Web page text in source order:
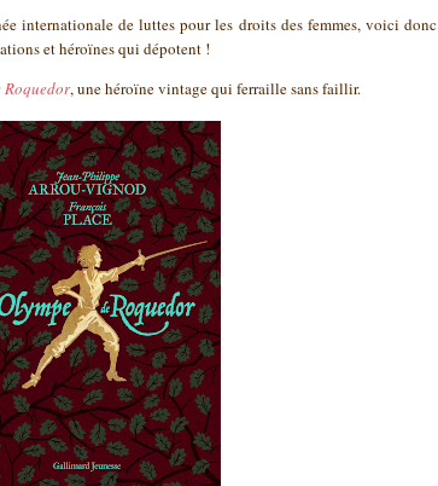
internationale de luttes pour les droits des femmes, voici donc
et héroïnes qui dépotent !
Roquedor, une héroïne vintage qui ferraille sans faillir.